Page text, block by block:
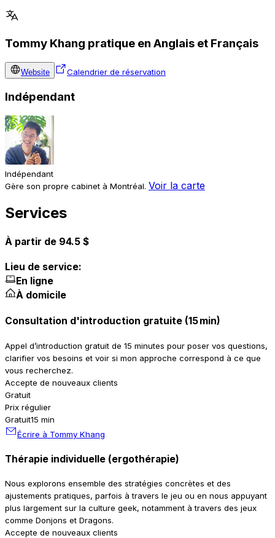
Tommy Khang pratique en Anglais et Français
Website Calendrier de réservation
Indépendant
Indépendant
Gère son propre cabinet à Montréal. Voir la carte
Services
À partir de 94.5 $
Lieu de service:
En ligne
À domicile
Consultation d'introduction gratuite (15 min)
Appel d’introduction gratuit de 15 minutes pour poser vos questions,
clarifier vos besoins et voir si mon approche correspond à ce que
vous recherchez.
Accepte de nouveaux clients
Gratuit
Prix régulier
Gratuit15 min
Écrire à Tommy Khang
Thérapie individuelle (ergothérapie)
Nous explorons ensemble des stratégies concrètes et des
ajustements pratiques, parfois à travers le jeu ou en nous appuyant
plus largement sur la culture geek, notamment à travers des jeux
comme Donjons et Dragons.
Accepte de nouveaux clients